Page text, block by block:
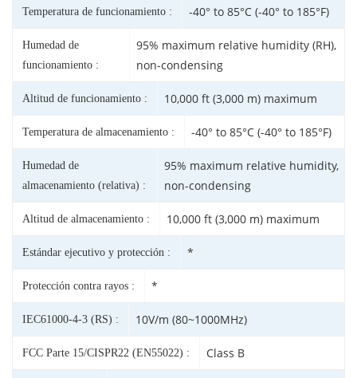
Temperatura de funcionamiento : -40° to 85°C (-40° to 185°F)
Humedad de
funcionamiento :
95% maximum relative humidity (RH),
non-condensing
Altitud de funcionamiento : 10,000 ft (3,000 m) maximum
Temperatura de almacenamiento : -40° to 85°C (-40° to 185°F)
Humedad de
almacenamiento (relativa) :
95% maximum relative humidity,
non-condensing
Altitud de almacenamiento : 10,000 ft (3,000 m) maximum
Estándar ejecutivo y protección : *
Protección contra rayos : *
IEC61000-4-3 (RS) : 10V/m (80~1000MHz)
FCC Parte 15/CISPR22 (EN55022) : Class B